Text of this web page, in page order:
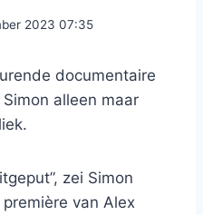
2023 07:35
documentaire
alleen maar
zei Simon
van Alex